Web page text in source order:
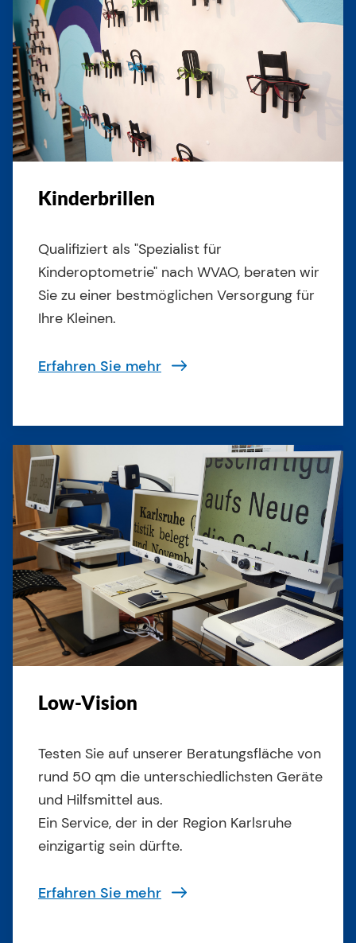
Kinderbrillen
Qualifiziert als "Spezialist für
Kinderoptometrie" nach WVAO, beraten wir
Sie zu einer bestmöglichen Versorgung für
Ihre Kleinen.
Erfahren Sie mehr
Low-Vision
Testen Sie auf unserer Beratungsfläche von
rund 50 qm die unterschiedlichsten Geräte
und Hilfsmittel aus.
Ein Service, der in der Region Karlsruhe
einzigartig sein dürfte.
Erfahren Sie mehr